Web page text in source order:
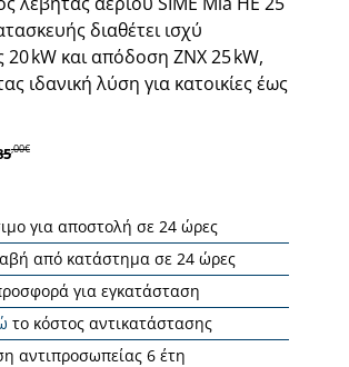
διαθέτει ισχύ
kW και απόδοση ΖΝΧ 25 kW,
ιδανική λύση για κατοικίες έως
,00€
για αποστολή σε 24 ώρες
από κατάστημα σε 24 ώρες
για εγκατάσταση
το κόστος αντικατάστασης
αντιπροσωπείας 6 έτη